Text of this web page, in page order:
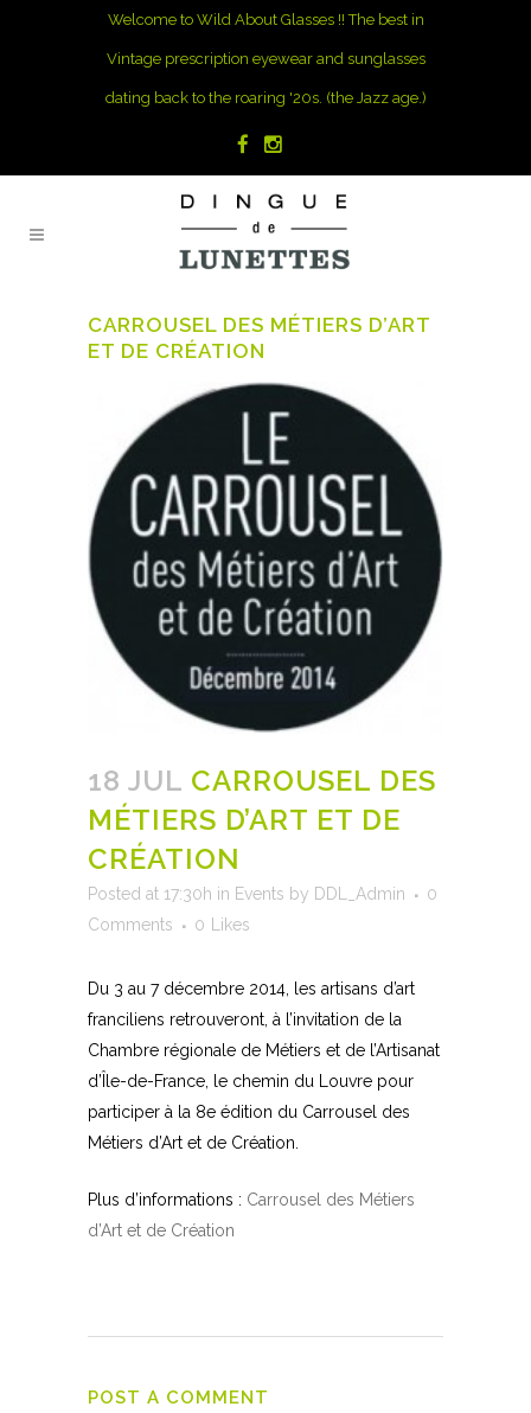
Welcome to Wild About Glasses !! The best in
Vintage prescription eyewear and sunglasses
dating back to the roaring '20s. (the Jazz age.)
CARROUSEL DES MÉTIERS D’ART
ET DE CRÉATION
18 JUL CARROUSEL DES
MÉTIERS D’ART ET DE
CRÉATION
Posted at 17:30h in Events by DDL_Admin
0
Comments
0 Likes
Du 3 au 7 décembre 2014, les artisans d’art
franciliens retrouveront, à l’invitation de la
Chambre régionale de Métiers et de l’Artisanat
d’Île-de-France, le chemin du Louvre pour
participer à la 8e édition du Carrousel des
Métiers d’Art et de Création.
Plus d’informations : Carrousel des Métiers
d’Art et de Création
POST A COMMENT